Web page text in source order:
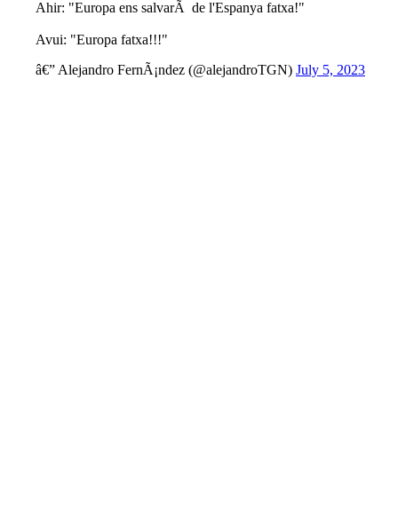
Ahir: "Europa ens salvarÃ de l'Espanya fatxa!"
Avui: "Europa fatxa!!!"
â€” Alejandro FernÃ¡ndez (@alejandroTGN) July 5, 2023